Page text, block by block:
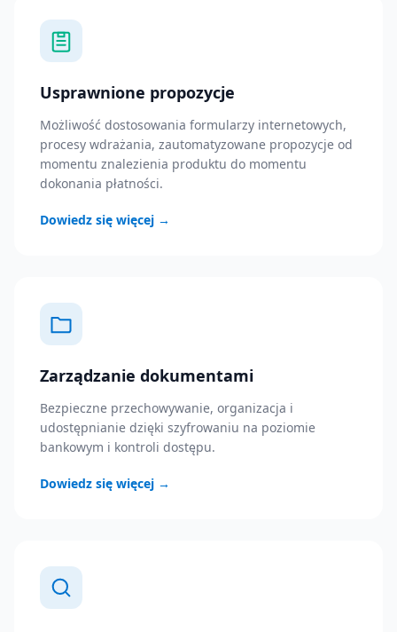
Usprawnione propozycje
Możliwość dostosowania formularzy internetowych,
procesy wdrażania, zautomatyzowane propozycje od
momentu znalezienia produktu do momentu
dokonania płatności.
Dowiedz się więcej →
Zarządzanie dokumentami
Bezpieczne przechowywanie, organizacja i
udostępnianie dzięki szyfrowaniu na poziomie
bankowym i kontroli dostępu.
Dowiedz się więcej →